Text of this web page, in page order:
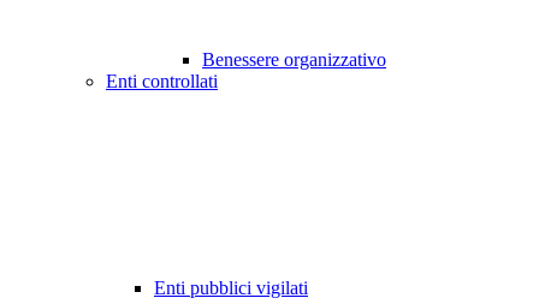
Benessere organizzativo
Enti controllati
Enti pubblici vigilati